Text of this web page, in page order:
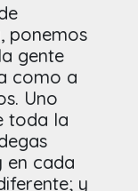
ponemos
gente
como a
Uno
toda la
en cada
y